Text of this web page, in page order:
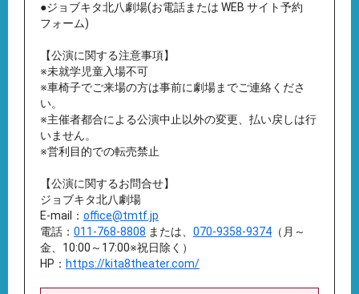
●ジョブキタ北八劇場(お電話または WEB サイト予約
フォーム)
【公演に関する注意事項】
※未就学児童入場不可
※車椅子でご来場の方は事前に劇場までご連絡くださ
い。
※主催者都合による公演中止以外の変更、払い戻しは行
いません。
※営利目的での転売禁止
【公演に関するお問合せ】
ジョブキタ北八劇場
E-mail： office@tmtf.jp
電話： 011-768-8808 または、 070-9358-9374 （月～
金、10:00～17:00※祝日除く）
HP： https://kita8theater.com/